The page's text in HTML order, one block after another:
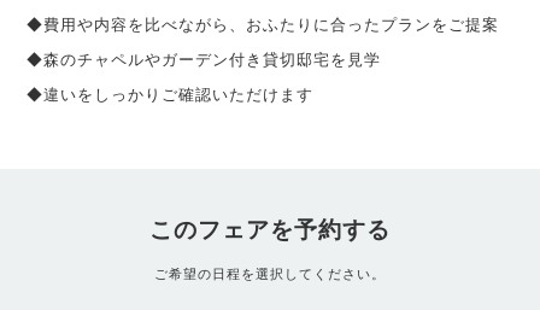
◆費用や内容を比べながら、おふたりに合ったプランをご提案
◆森のチャペルやガーデン付き貸切邸宅を見学
◆違いをしっかりご確認いただけます
このフェアを予約する
ご希望の日程を選択してください。